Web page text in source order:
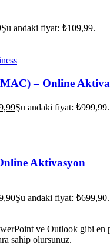
Şu andaki fiyat: ₺109,99.
– Online
Şu andaki fiyat: ₺999,99.
Aktivasyon
Şu andaki fiyat: ₺699,90.
ve Outlook gibi en
sahip olursunuz.